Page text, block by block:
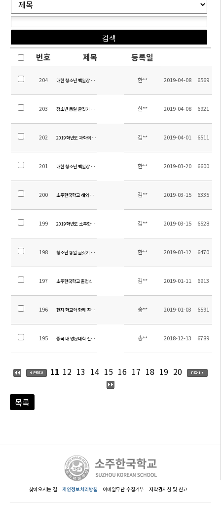
번호 제목 등록일
204 매헌 청소년 백일장 시상식 한** 2019-04-08 6569
203 청소년 통일 글짓기 대회 시상식 한** 2019-04-08 6921
202 2019학년도 과학의 날 행사 안내 김** 2019-04-01 6511
201 매헌 청소년 백일장 안내 한** 2019-03-20 6600
200 소주한국학교 해외 첫 독도중점학교 김** 2019-03-15 6335
199 2019학년도 소주한국학교 입학식 김** 2019-03-15 6528
198 청소년 통일 글짓기 대회 안내 한** 2019-03-12 6470
197 소주한국학교 졸업식 김** 2019-01-11 6913
196 현지 학교와 함께 꾸며가는 초등 학예 발표회 송** 2019-01-03 6591
195 중국 내 명문대학 진학의 발판 마련-영회국제학교와 MOU체결
송** 2018-12-13 6789
11 12 13 14 15 16 17 18 19 20
목록
찾아오시는 길 개인정보처리방침 이메일무단 수집거부 저작권지침 및 신고